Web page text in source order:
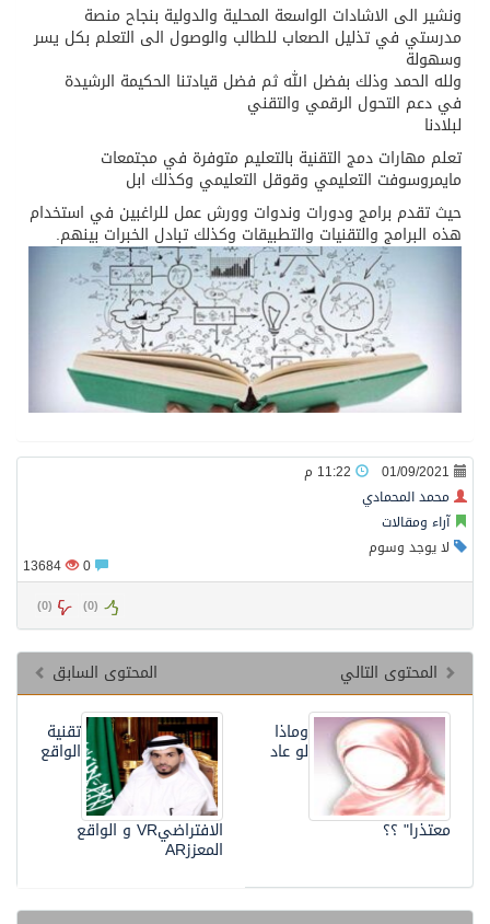
ونشير الى الاشادات الواسعة المحلية والدولية بنجاح منصة
مدرستي في تذليل الصعاب للطالب والوصول الى التعلم بكل يسر
وسهولة
ولله الحمد وذلك بفضل الله ثم فضل قيادتنا الحكيمة الرشيدة
في دعم التحول الرقمي والتقني
لبلادنا
تعلم مهارات دمج التقنية بالتعليم متوفرة في مجتمعات
مايمروسوفت التعليمي وقوقل التعليمي وكذلك ابل
حيث تقدم برامج ودورات وندوات وورش عمل للراغبين في استخدام
هذه البرامج والتقنيات والتطبيقات وكذلك تبادل الخبرات بينهم.
01/09/2021
محمد المحمادي
آراء ومقالات
لا يوجد وسوم
13684
(
0
) (
0
)
المحتوى السابق
المحتوى التالي
تقنية
الواقع
الافتراضيVR و الواقع
المعززAR
وماذا
لو عاد
معتذرا" ؟؟